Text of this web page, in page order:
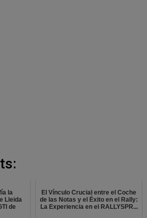
la
Lleida
de
El Vínculo Crucial entre el Coche
de las Notas y el Éxito en el Rally:
La Experiencia en el RALLYSPR...